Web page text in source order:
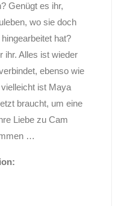
Genügt es ihr,
wo sie doch
hat?
ihr. Alles ist wieder
ebenso wie
ist Maya
braucht, um eine
Liebe zu Cam
…